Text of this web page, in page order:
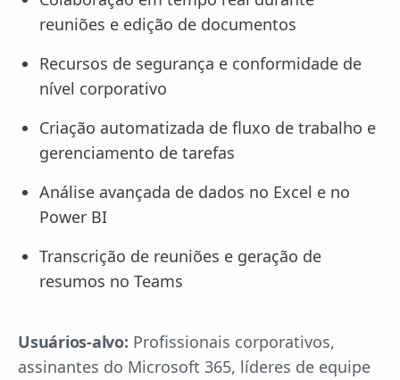
reuniões e edição de documentos
Recursos de segurança e conformidade de
nível corporativo
Criação automatizada de fluxo de trabalho e
gerenciamento de tarefas
Análise avançada de dados no Excel e no
Power BI
Transcrição de reuniões e geração de
resumos no Teams
Usuários-alvo: Profissionais corporativos,
assinantes do Microsoft 365, líderes de equipe